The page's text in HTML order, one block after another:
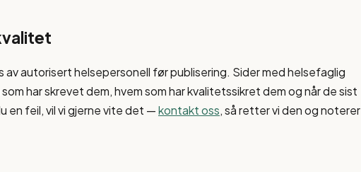
av autorisert helsepersonell før publisering. Sider med helsefaglig
har skrevet dem, hvem som har kvalitetssikret dem og når de sist
en feil, vil vi gjerne vite det —kontakt oss, så retter vi den og noterer